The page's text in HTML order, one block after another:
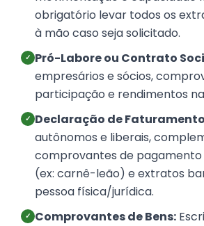
obrigatório levar todos os
à mão caso seja solicitado.
✓ Pró-Labore ou Contrato
empresários e sócios,
participação e rendimentos
✓ Declaração de
autônomos e liberais,
comprovantes de pagamento
(ex: carnê-leão) e extratos
pessoa física/jurídica.
✓ Comprovantes de Bens: